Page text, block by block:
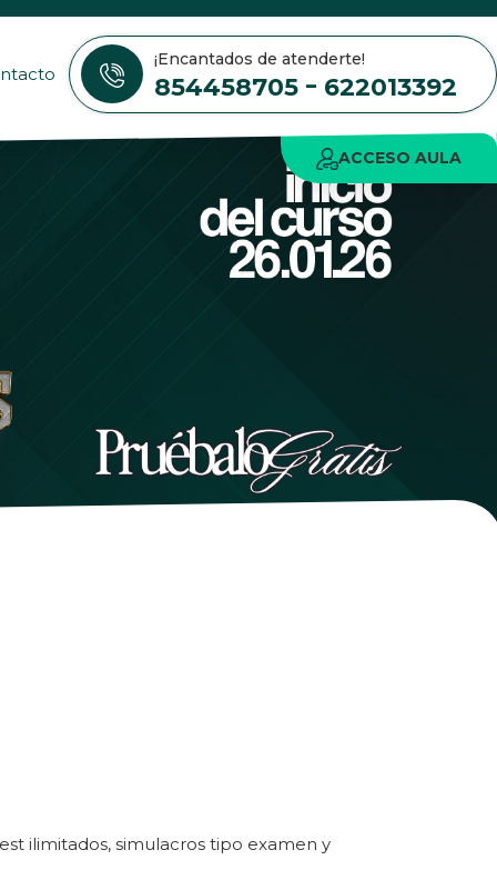
¡Encantados de atenderte!
854458705 - 622013392
ACCESO AULA
ilimitados, simulacros tipo examen y